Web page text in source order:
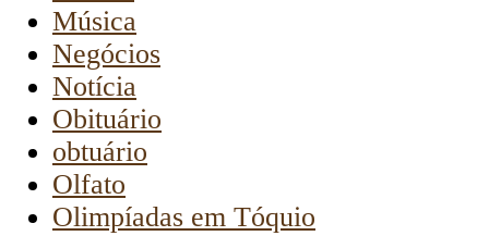
Música
Negócios
Notícia
Obituário
obtuário
Olfato
Olimpíadas em Tóquio